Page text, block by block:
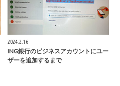
2024.2.16
ING銀行のビジネスアカウントにユー
ザーを追加するまで